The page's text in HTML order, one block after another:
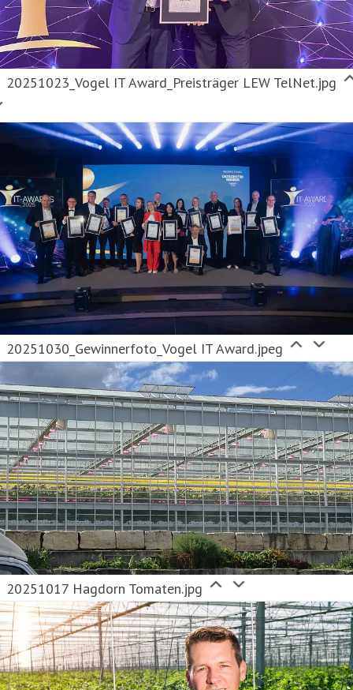
20251023_Vogel IT Award_Preisträger LEW TelNet.jpg
20251030_Gewinnerfoto_Vogel IT Award.jpeg
20251017 Hagdorn Tomaten.jpg